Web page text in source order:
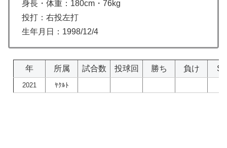
身長・体重：180cm・76kg
投打：右投左打
生年月日：1998/12/4
年 所属 試合数 投球回 勝ち 負け S
2021 ﾔｸﾙﾄ